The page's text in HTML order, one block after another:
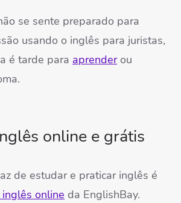
se sente preparado para
usando o inglês para juristas,
é tarde para aprenderou
online e grátis
de estudar e praticar inglês é
online da EnglishBay.